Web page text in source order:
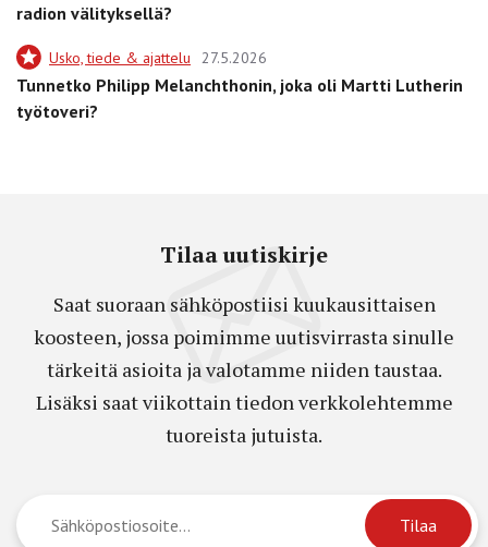
radion välityksellä?
Usko, tiede & ajattelu 27.5.2026
Tunnetko Philipp Melanchthonin, joka oli Martti Lutherin
työtoveri?
Tilaa uutiskirje
Saat suoraan sähköpostiisi kuukausittaisen
koosteen, jossa poimimme uutisvirrasta sinulle
tärkeitä asioita ja valotamme niiden taustaa.
Lisäksi saat viikottain tiedon verkkolehtemme
tuoreista jutuista.